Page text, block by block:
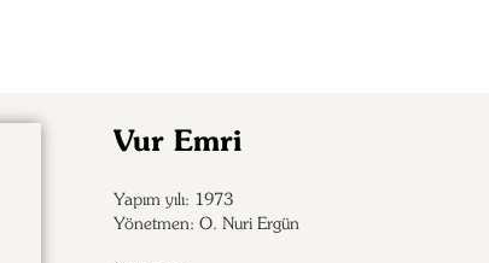
Vur Emri
Yapım yılı: 1973
Yönetmen: O. Nuri Ergün